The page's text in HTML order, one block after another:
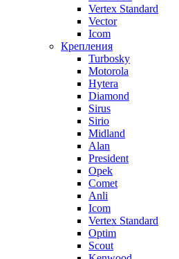
Vertex Standard
Vector
Icom
Крепления
Turbosky
Motorola
Hytera
Diamond
Sirus
Sirio
Midland
Alan
President
Opek
Comet
Anli
Icom
Vertex Standard
Optim
Scout